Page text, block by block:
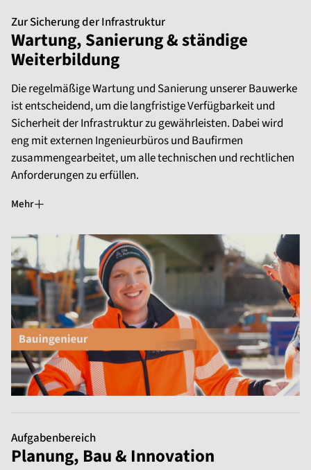
Zur Sicherung der Infrastruktur
Wartung, Sanierung & ständige
Weiterbildung
Die regelmäßige Wartung und Sanierung unserer Bauwerke
ist entscheidend, um die langfristige Verfügbarkeit und
Sicherheit der Infrastruktur zu gewährleisten. Dabei wird
eng mit externen Ingenieurbüros und Baufirmen
zusammengearbeitet, um alle technischen und rechtlichen
Anforderungen zu erfüllen.
Mehr
Aufgabenbereich
Planung, Bau & Innovation